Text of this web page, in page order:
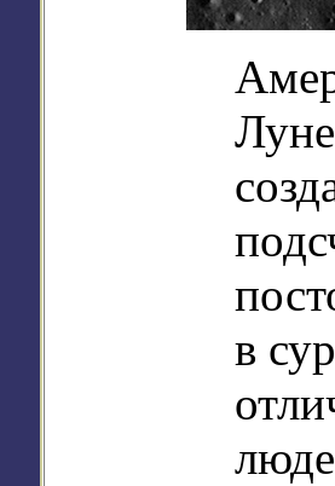
в